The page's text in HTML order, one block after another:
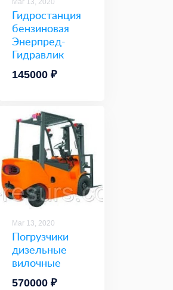
Mar 13, 2020
Гидростанция
бензиновая
Энерпред-
Гидравлик
145000 ₽
Mar 13, 2020
Погрузчики
дизельные
вилочные
570000 ₽